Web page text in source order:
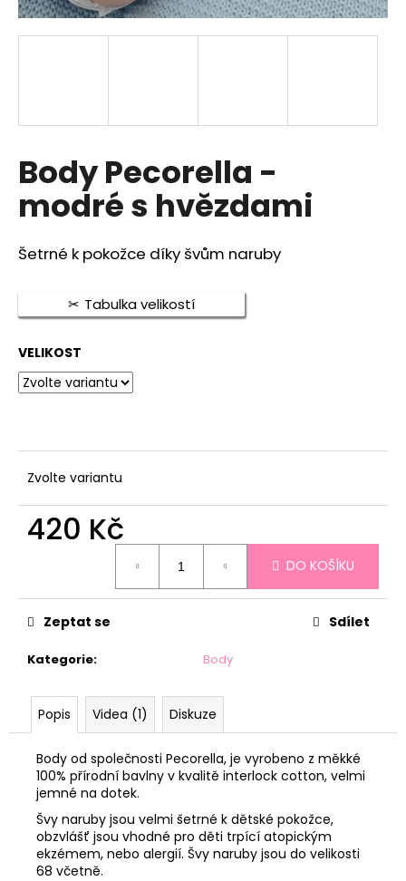
Body Pecorella -
modré s hvězdami
Šetrné k pokožce díky švům naruby
Tabulka velikostí
VELIKOST
Zvolte variantu
420 Kč
DO KOŠÍKU
Kategorie: Body
Zeptat se Sdílet
Popis Videa (1) Diskuze
Body od společnosti Pecorella, je vyrobeno z měkké
100% přírodní bavlny v kvalitě interlock cotton, velmi
jemné na dotek.
Švy naruby jsou velmi šetrné k dětské pokožce,
obzvlášť jsou vhodné pro děti trpící atopickým
ekzémem, nebo alergií. Švy naruby jsou do velikosti
68 včetně.
a
j
?
HLEDAT
o
o
r
u
j
e
m
e
270